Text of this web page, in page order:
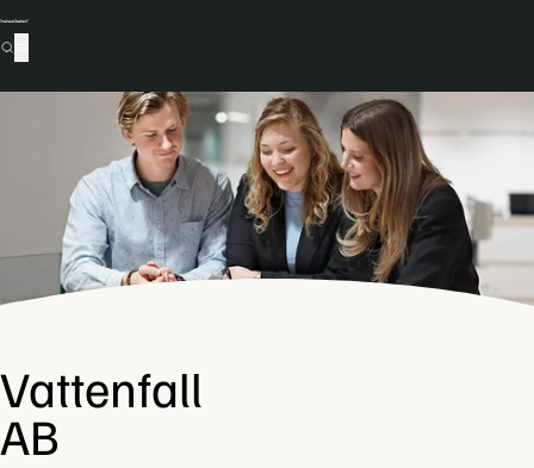
Vattenfall
AB